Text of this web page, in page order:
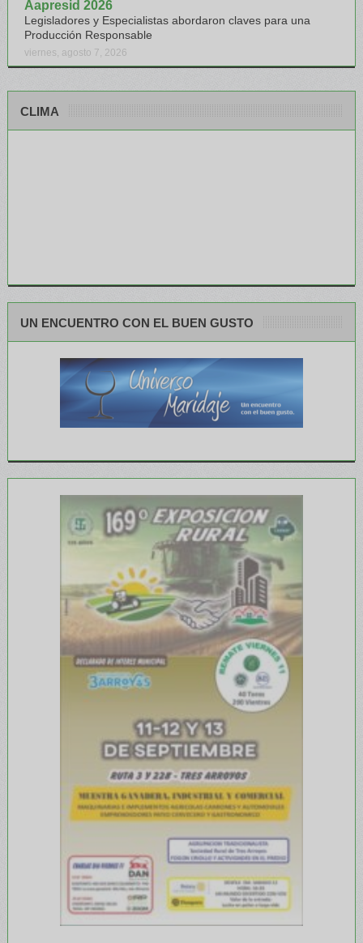
Aapresid 2026
Legisladores y Especialistas abordaron claves para una
Producción Responsable
viernes, agosto 7, 2026
CLIMA
UN ENCUENTRO CON EL BUEN GUSTO